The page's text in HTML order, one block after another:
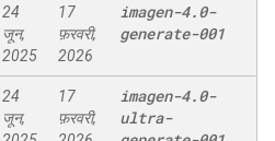
24
जून,
2025
17
फ़रवरी,
2026
imagen-4.0-
generate-001
24
जून,
17
फ़रवरी,
imagen-4.0-
ultra-